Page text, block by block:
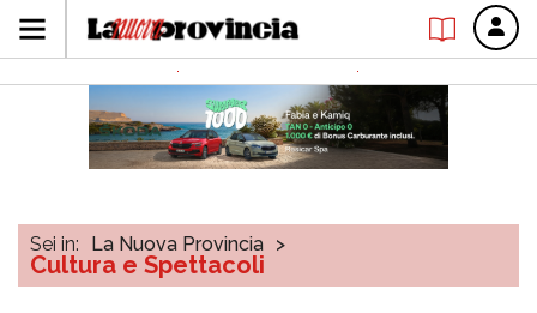
Sei in: La Nuova Provincia >
Cultura e Spettacoli